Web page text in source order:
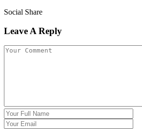
Social Share
Leave A Reply